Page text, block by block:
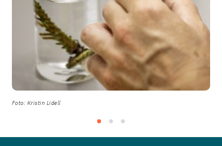
Foto: Kristin Lidell